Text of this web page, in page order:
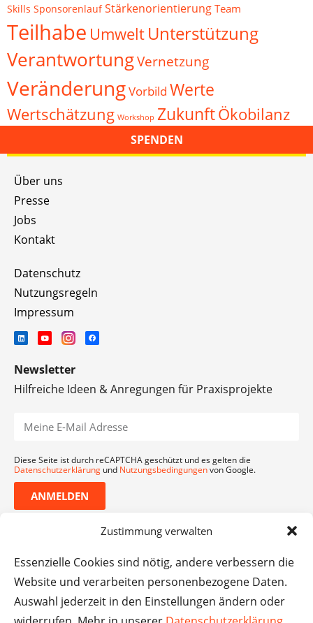
Zustimmung verwalten
Essenzielle Cookies sind nötig, andere verbessern die
Website und verarbeiten personenbezogene Daten.
Auswahl jederzeit in den Einstellungen ändern oder
Skills Sponsorenlauf Stärkenorientierung Team
Teilhabe Umwelt Unterstützung
VerantwortungVernetzung
VeränderungVorbild Werte
Wertschätzung Workshop ZukunftÖkobilanz
SPENDEN
Über uns
Presse
Jobs
Kontakt
Datenschutz
Nutzungsregeln
Impressum
Newsletter
Hilfreiche Ideen & Anregungen für Praxisprojekte
Diese Seite ist durch reCAPTCHA geschützt und es gelten die
Datenschutzerklärung und Nutzungsbedingungenvon Google.
ANMELDEN